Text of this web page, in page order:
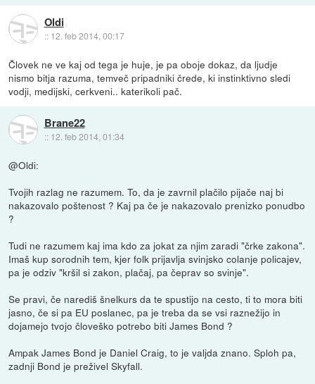
Oldi
:: 12. feb 2014, 00:17
Človek ne ve kaj od tega je huje, je pa oboje dokaz, da ljudje
nismo bitja razuma, temveč pripadniki črede, ki instinktivno sledi
vodji, medijski, cerkveni.. katerikoli pač.
Brane22
:: 12. feb 2014, 01:34
@Oldi:
Tvojih razlag ne razumem. To, da je zavrnil plačilo pijače naj bi
nakazovalo poštenost ? Kaj pa če je nakazovalo prenizko ponudbo
?
Tudi ne razumem kaj ima kdo za jokat za njim zaradi "črke zakona".
Imaš kup sorodnih tem, kjer folk prijavlja svinjsko colanje policajev,
pa je odziv "kršil si zakon, plačaj, pa čeprav so svinje".
Se pravi, če narediš šnelkurs da te spustijo na cesto, ti to mora biti
jasno, če si pa EU poslanec, pa je treba da se vsi raznežijo in
dojamejo tvojo človeško potrebo biti James Bond ?
Ampak James Bond je Daniel Craig, to je valjda znano. Sploh pa,
zadnji Bond je preživel Skyfall.